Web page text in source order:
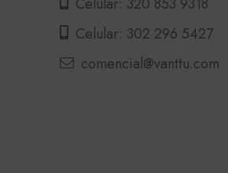
Celular: 302 296 5427
comencial@vanttu.com